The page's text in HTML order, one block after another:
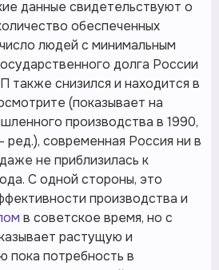
данные свидетельствуют о
обеспеченных
людей с минимальным
долга России
снизился и находится в
(показывает на
производства в 1990,
ред.), современная Россия ни в
не приблизилась к
С одной стороны, это
производства и
в советское время, но с
растущую и
пока потребность в